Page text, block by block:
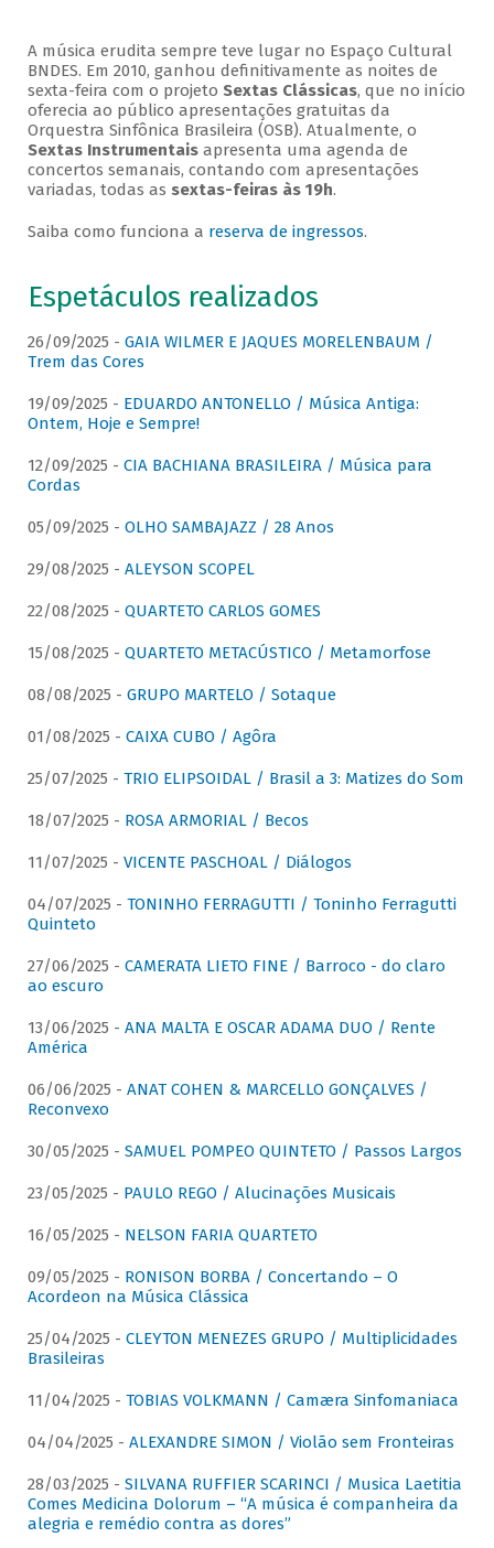
A música erudita sempre teve lugar no Espaço Cultural
BNDES. Em 2010, ganhou definitivamente as noites de
sexta-feira com o projeto Sextas Clássicas, que no início
oferecia ao público apresentações gratuitas da
Orquestra Sinfônica Brasileira (OSB). Atualmente, o
Sextas Instrumentaisapresenta uma agenda de
concertos semanais, contando com apresentações
variadas, todas as sextas-feiras às 19h.
Saiba como funciona a reserva de ingressos.
Espetáculos realizados
26/09/2025 - GAIA WILMER E JAQUES MORELENBAUM /
Trem das Cores
19/09/2025 - EDUARDO ANTONELLO / Música Antiga:
Ontem, Hoje e Sempre!
12/09/2025 - CIA BACHIANA BRASILEIRA / Música para
Cordas
05/09/2025 - OLHO SAMBAJAZZ / 28 Anos
29/08/2025 - ALEYSON SCOPEL
22/08/2025 - QUARTETO CARLOS GOMES
15/08/2025 - QUARTETO METACÚSTICO / Metamorfose
08/08/2025 - GRUPO MARTELO / Sotaque
01/08/2025 - CAIXA CUBO / Agôra
25/07/2025 - TRIO ELIPSOIDAL / Brasil a 3: Matizes do Som
18/07/2025 - ROSA ARMORIAL / Becos
11/07/2025 - VICENTE PASCHOAL / Diálogos
04/07/2025 - TONINHO FERRAGUTTI / Toninho Ferragutti
Quinteto
27/06/2025 - CAMERATA LIETO FINE / Barroco - do claro
ao escuro
13/06/2025 - ANA MALTA E OSCAR ADAMA DUO / Rente
América
06/06/2025 - ANAT COHEN & MARCELLO GONÇALVES /
Reconvexo
30/05/2025 - SAMUEL POMPEO QUINTETO / Passos Largos
23/05/2025 - PAULO REGO / Alucinações Musicais
16/05/2025 - NELSON FARIA QUARTETO
09/05/2025 - RONISON BORBA / Concertando – O
Acordeon na Música Clássica
25/04/2025 - CLEYTON MENEZES GRUPO / Multiplicidades
Brasileiras
11/04/2025 - TOBIAS VOLKMANN / Camæra Sinfomaniaca
04/04/2025 - ALEXANDRE SIMON / Violão sem Fronteiras
28/03/2025 - SILVANA RUFFIER SCARINCI / Musica Laetitia
Comes Medicina Dolorum – “A música é companheira da
alegria e remédio contra as dores”